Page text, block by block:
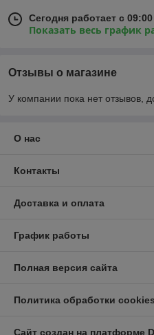
Сегодня работает с
Показать весь график
Отзывы о магазине
У компании пока нет отзывов,
О нас
Контакты
Доставка и оплата
График работы
Полная версия сайта
Политика обработки cookies
Сайт создан на платформе